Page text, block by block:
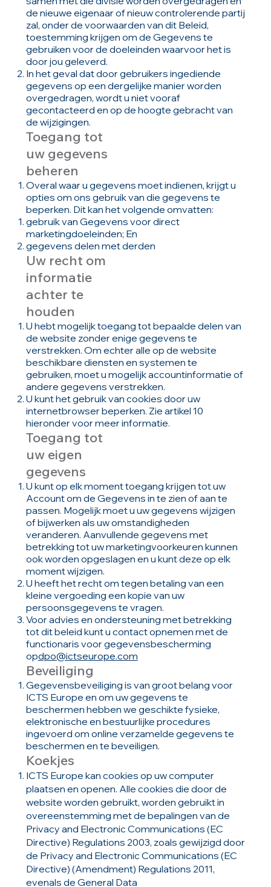
de nieuwe eigenaar of nieuw controlerende partij
zal, onder de voorwaarden van dit Beleid,
toestemming krijgen om de Gegevens te
gebruiken voor de doeleinden waarvoor het is
door jou geleverd.
In het geval dat door gebruikers ingediende
gegevens op een dergelijke manier worden
overgedragen, wordt u niet vooraf
gecontacteerd en op de hoogte gebracht van
de wijzigingen.
Toegang tot
uw gegevens
beheren
Overal waar u gegevens moet indienen, krijgt u
opties om ons gebruik van die gegevens te
beperken. Dit kan het volgende omvatten:
gebruik van Gegevens voor direct
marketingdoeleinden; En
gegevens delen met derden
Uw recht om
informatie
achter te
houden
U hebt mogelijk toegang tot bepaalde delen van
de website zonder enige gegevens te
verstrekken. Om echter alle op de website
beschikbare diensten en systemen te
gebruiken, moet u mogelijk accountinformatie of
andere gegevens verstrekken.
U kunt het gebruik van cookies door uw
internetbrowser beperken. Zie artikel 10
hieronder voor meer informatie.
Toegang tot
uw eigen
gegevens
U kunt op elk moment toegang krijgen tot uw
Account om de Gegevens in te zien of aan te
passen. Mogelijk moet u uw gegevens wijzigen
of bijwerken als uw omstandigheden
veranderen. Aanvullende gegevens met
betrekking tot uw marketingvoorkeuren kunnen
ook worden opgeslagen en u kunt deze op elk
moment wijzigen.
U heeft het recht om tegen betaling van een
kleine vergoeding een kopie van uw
persoonsgegevens te vragen.
Voor advies en ondersteuning met betrekking
tot dit beleid kunt u contact opnemen met de
functionaris voor gegevensbescherming
opdpo@ictseurope.com
Beveiliging
Gegevensbeveiliging is van groot belang voor
ICTS Europe en om uw gegevens te
beschermen hebben we geschikte fysieke,
elektronische en bestuurlijke procedures
ingevoerd om online verzamelde gegevens te
beschermen en te beveiligen.
Koekjes
ICTS Europe kan cookies op uw computer
plaatsen en openen. Alle cookies die door de
website worden gebruikt, worden gebruikt in
overeenstemming met de bepalingen van de
Privacy and Electronic Communications (EC
Directive) Regulations 2003, zoals gewijzigd door
de Privacy and Electronic Communications (EC
Directive) (Amendment) Regulations 2011,
evenals de General Data